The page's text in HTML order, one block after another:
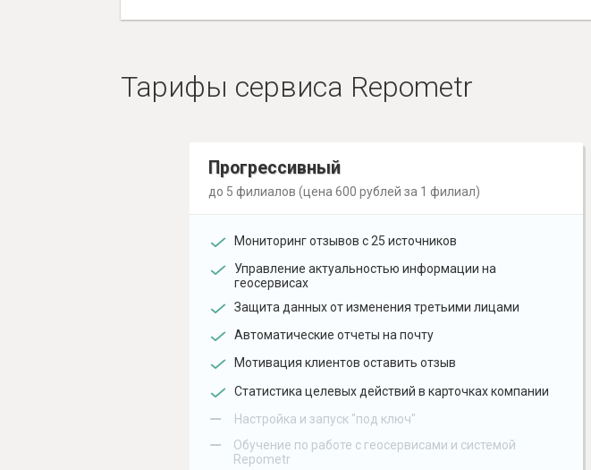
Тарифы сервиса Repometr
Прогрессивный
до 5 филиалов (цена 600 рублей за 1 филиал)
Мониторинг отзывов с 25 источников
Управление актуальностью информации на
геосервисах
Защита данных от изменения третьими лицами
Автоматические отчеты на почту
Мотивация клиентов оставить отзыв
Статистика целевых действий в карточках компании
– Настройка и запуск "под ключ"
–
Обучение по работе с геосервисами и системой
Repometr